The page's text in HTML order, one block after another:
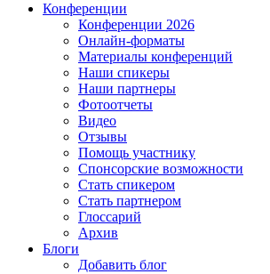
Конференции
Конференции 2026
Онлайн-форматы
Материалы конференций
Наши спикеры
Наши партнеры
Фотоотчеты
Видео
Отзывы
Помощь участнику
Спонсорские возможности
Стать спикером
Стать партнером
Глоссарий
Архив
Блоги
Добавить блог